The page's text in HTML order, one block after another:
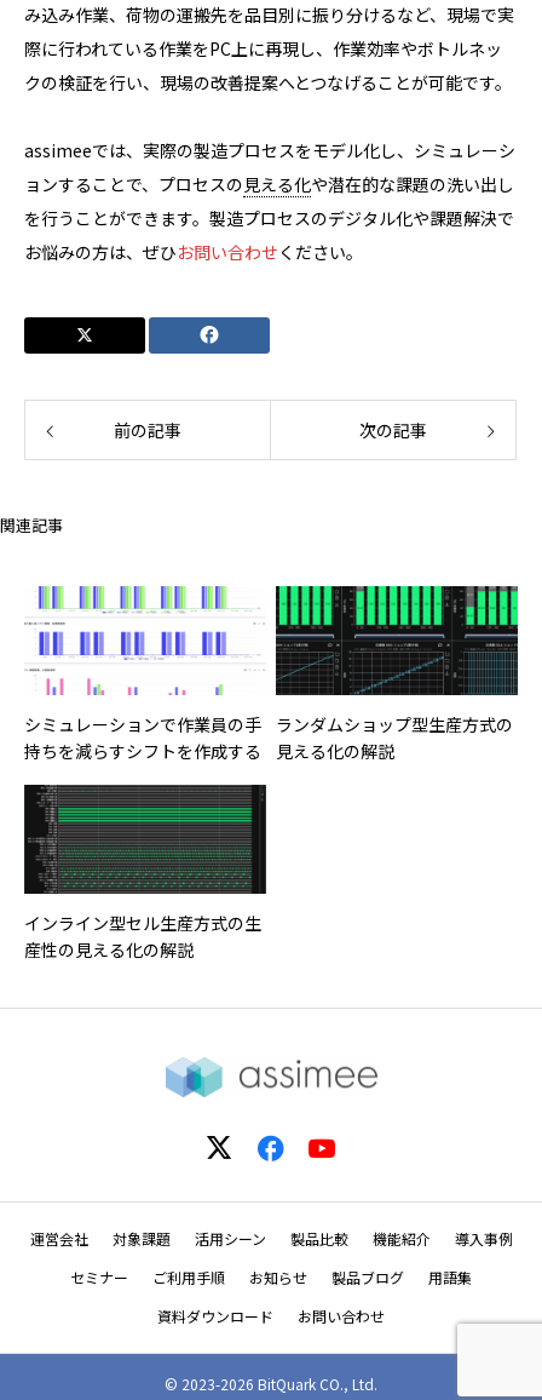
み込み作業、荷物の運搬先を品目別に振り分けるなど、現場で実
際に行われている作業をPC上に再現し、作業効率やボトルネッ
クの検証を行い、現場の改善提案へとつなげることが可能です。
assimeeでは、実際の製造プロセスをモデル化し、シミュレーシ
ョンすることで、プロセスの 見える化や潜在的な課題の洗い出し
を行うことができます。製造プロセスのデジタル化や課題解決で
お悩みの方は、ぜひお問い合わせ ください。
前の記事 次の記事
関連記事
シミュレーションで作業員の手
持ちを減らすシフトを作成する
ランダムショップ型生産方式の
見える化の解説
インライン型セル生産方式の生
産性の見える化の解説
運営会社 対象課題 活用シーン 製品比較 機能紹介
導入事例
セミナー
ご利用手順 お知らせ 製品ブログ
用語集
資料ダウンロード
お問い合わせ
© 2023-2026 BitQuark CO., Ltd.